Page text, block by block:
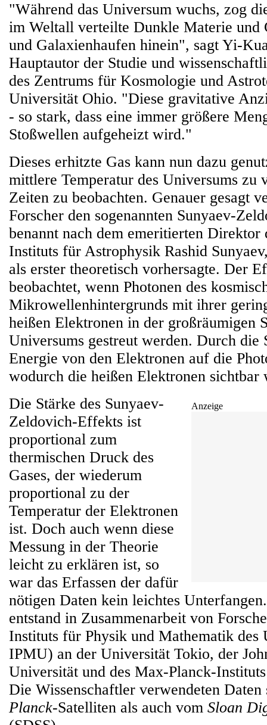
"Während das Universum wuchs, zog
im Weltall verteilte Dunkle Materie und
und Galaxienhaufen hinein", sagt Yi-
Hauptautor der Studie und
des Zentrums für Kosmologie und
Universität Ohio. "Diese gravitative
- so stark, dass eine immer größere
Stoßwellen aufgeheizt wird."
Dieses erhitzte Gas kann nun dazu
mittlere Temperatur des Universums zu
Zeiten zu beobachten. Genauer gesagt
Forscher den sogenannten Sunyaev-
benannt nach dem emeritierten Direktor
Instituts für Astrophysik Rashid
als erster theoretisch vorhersagte. Der
beobachtet, wenn Photonen des
Mikrowellenhintergrunds mit ihrer
heißen Elektronen in der großräumigen
Universums gestreut werden. Durch die
Energie von den Elektronen auf die
wodurch die heißen Elektronen sichtbar
Anzeige
Die Stärke des Sunyaev-
Zeldovich-Effekts ist
proportional zum
thermischen Druck des
Gases, der wiederum
proportional zu der
Temperatur der Elektronen
ist. Doch auch wenn diese
Messung in der Theorie
leicht zu erklären ist, so
war das Erfassen der dafür
nötigen Daten kein leichtes
entstand in Zusammenarbeit von
Instituts für Physik und Mathematik
IPMU) an der Universität Tokio, der
Universität und des Max-Planck-
Die Wissenschaftler verwendeten
Planck-Satelliten als auch vom Sloan